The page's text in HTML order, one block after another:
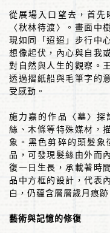
從展場入口望去，首先
〈秋林待渡〉。畫面中
現如同「迢迢」步行中
想像起伏，內心與自我
對自然與人生的觀察。
透過摺紙船與毛筆字的
受感動。
施力嘉的作品〈墓〉探
絲、木條等特殊媒材，
象。黑色剪碎的頭髮象
品，可發現髮絲由外而
復一日生長，承載著時
品中方框的設計，代表
白，仍蘊含層層歲月痕跡
藝術與記憶的修復